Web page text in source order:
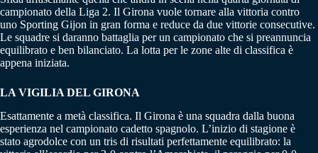
campionato della Liga 2. Il Girona vuole tornare alla vittoria contro
uno Sporting Gijon in gran forma e reduce da due vittorie consecutive.
Le squadre si daranno battaglia per un campionato che si preannuncia
equilibrato e ben bilanciato. La lotta per le zone alte di classifica è
appena iniziata.
LA VIGILIA DEL GIRONA
Esattamente a metà classifica. Il Girona è una squadra dalla buona
esperienza nel campionato cadetto spagnolo. L’inizio di stagione è
stato agrodolce con un tris di risultati perfettamente equilibrato: la